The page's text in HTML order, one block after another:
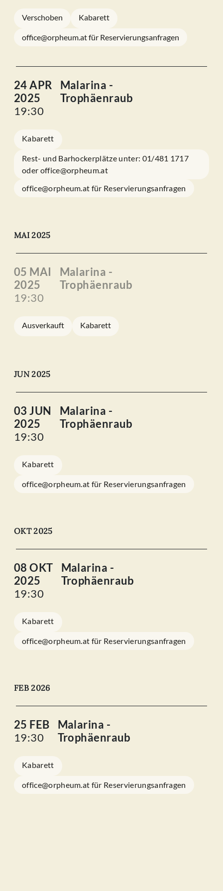
Verschoben Kabarett
office@orpheum.at für Reservierungsanfragen
24 APR
2025
19:30
Malarina -
Trophäenraub
Kabarett
Rest- und Barhockerplätze unter: 01/481 1717
oder office@orpheum.at
office@orpheum.at für Reservierungsanfragen
MAI 2025
05 MAI
2025
19:30
Malarina -
Trophäenraub
Ausverkauft Kabarett
JUN 2025
03 JUN
2025
19:30
Malarina -
Trophäenraub
Kabarett
office@orpheum.at für Reservierungsanfragen
OKT 2025
08 OKT
2025
19:30
Malarina -
Trophäenraub
Kabarett
office@orpheum.at für Reservierungsanfragen
FEB 2026
25 FEB
19:30
Malarina -
Trophäenraub
Kabarett
office@orpheum.at für Reservierungsanfragen